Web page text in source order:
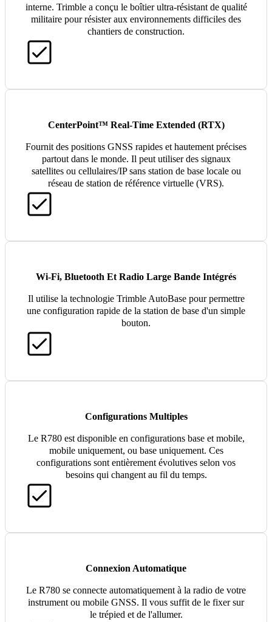
interne. Trimble a conçu le boîtier ultra-résistant de qualité
militaire pour résister aux environnements difficiles des
chantiers de construction.
CenterPoint™ Real-Time Extended (RTX)
Fournit des positions GNSS rapides et hautement précises
partout dans le monde. Il peut utiliser des signaux
satellites ou cellulaires/IP sans station de base locale ou
réseau de station de référence virtuelle (VRS).
Wi-Fi, Bluetooth Et Radio Large Bande Intégrés
Il utilise la technologie Trimble AutoBase pour permettre
une configuration rapide de la station de base d'un simple
bouton.
Configurations Multiples
Le R780 est disponible en configurations base et mobile,
mobile uniquement, ou base uniquement. Ces
configurations sont entièrement évolutives selon vos
besoins qui changent au fil du temps.
Connexion Automatique
Le R780 se connecte automatiquement à la radio de votre
instrument ou mobile GNSS. Il vous suffit de le fixer sur
le trépied et de l'allumer.